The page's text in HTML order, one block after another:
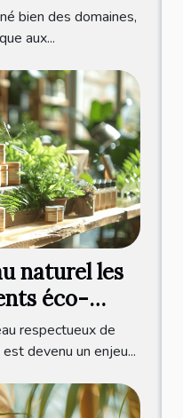
bien des domaines,
aux...
naturel les
éco-
respectueux de
devenu un enjeu...